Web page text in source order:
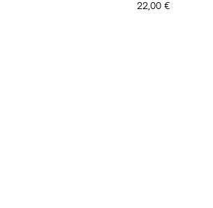
Prix
22,00 €